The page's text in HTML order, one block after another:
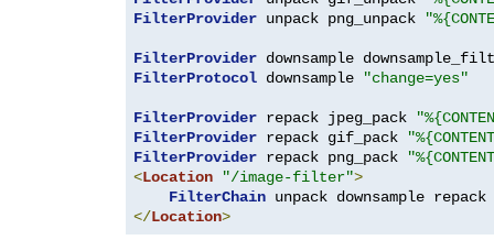
FilterProvider unpack png_unpack
FilterProvider downsample
FilterProtocol downsample "change=yes"
FilterProvider repack jpeg_pack
FilterProvider repack gif_pack
FilterProvider repack png_pack
<Location "/image-filter">
FilterChain
</Location>